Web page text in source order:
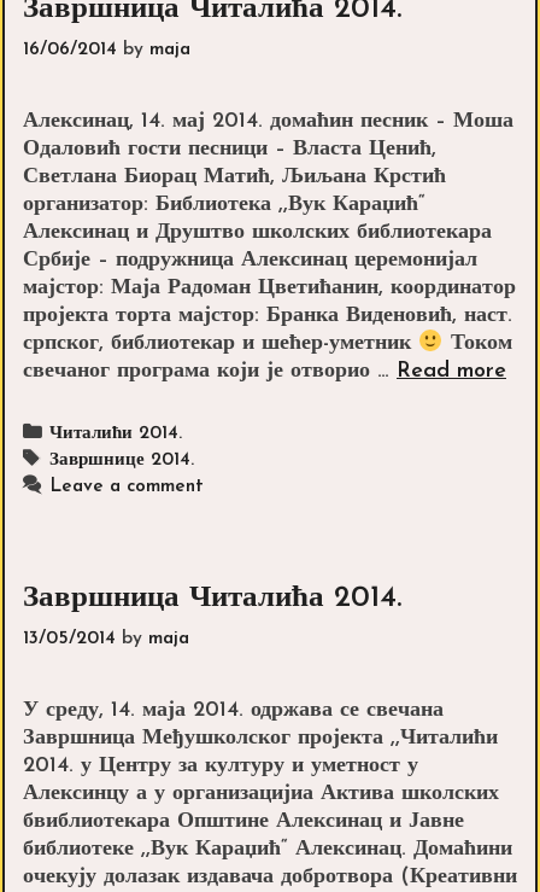
Завршница Читалића 2014.
16/06/2014 by maja
Алексинац, 14. мај 2014. домаћин песник – Моша
Одаловић гости песници – Власта Ценић,
Светлана Биорац Матић, Љиљана Крстић
организатор: Библиотека ,,Вук Караџић“
Алексинац и Друштво школских библиотекара
Србије – подружница Алексинац церемонијал
мајстор: Маја Радоман Цветићанин, координатор
пројекта торта мајстор: Бранка Виденовић, наст.
српског, библиотекар и шећер-уметник
Током
свечаног програма који је отворио … Read more
Categories
Читалићи 2014.
Tags
Завршнице 2014.
Leave a comment
Завршница Читалића 2014.
13/05/2014 by maja
У среду, 14. маја 2014. одржава се свечана
Завршница Међушколског пројекта ,,Читалићи
2014. у Центру за културу и уметност у
Алексинцу а у организацијиа Актива школских
бвиблиотекара Општине Алексинац и Јавне
библиотеке ,,Вук Караџић“ Алексинац. Домаћини
очекују долазак издавача добротвора (Креативни